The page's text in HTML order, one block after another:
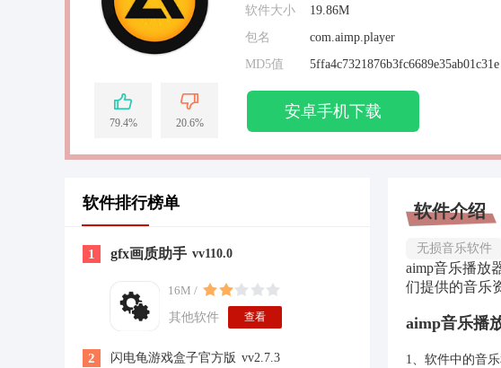
79.4% 20.6%
软件大小
19.86M
包名
com.aimp.player
MD5值
5ffa4c7321876b3fc6689e35ab01c31e
安卓手机下载
软件排行榜单
1 gfx画质助手 vv110.0
16M /
其他软件
查看
2 闪电龟游戏盒子官方版 vv2.7.3
软件介绍
无损音乐软件
aimp音乐播放
们提供的音乐
aimp音乐播
1、软件中的音